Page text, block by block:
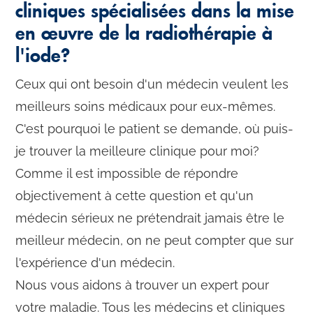
cliniques spécialisées dans la mise
en œuvre de la radiothérapie à
l'iode?
Ceux qui ont besoin d'un médecin veulent les
meilleurs soins médicaux pour eux-mêmes.
C'est pourquoi le patient se demande, où puis-
je trouver la meilleure clinique pour moi?
Comme il est impossible de répondre
objectivement à cette question et qu'un
médecin sérieux ne prétendrait jamais être le
meilleur médecin, on ne peut compter que sur
l'expérience d'un médecin.
Nous vous aidons à trouver un expert pour
votre maladie. Tous les médecins et cliniques